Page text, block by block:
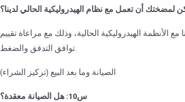
الأنظمة الهيدروليكية الحالية، وذلك مع مراعاة تقييم
توافق التدفق والضغط.
الصيانة وما بعد البيع (تركيز الشراء)
س10: هل الصيانة معقدة؟